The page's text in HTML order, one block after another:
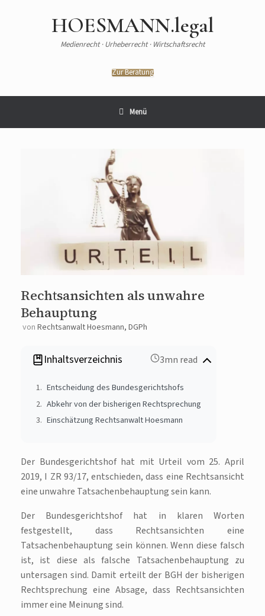
HOESMANN.legal
Medienrecht · Urheberrecht · Wirtschaftsrecht
Zur Beratung
Menü
Rechtsansichten als unwahre
Behauptung
von Rechtsanwalt Hoesmann, DGPh
Inhaltsverzeichnis 3mn read
Entscheidung des Bundesgerichtshofs
Abkehr von der bisherigen Rechtsprechung
Einschätzung Rechtsanwalt Hoesmann
Der Bundesgerichtshof hat mit Urteil vom 25. April
2019, I ZR 93/17, entschieden, dass eine Rechtsansicht
eine unwahre Tatsachenbehauptung sein kann.
Der Bundesgerichtshof hat in klaren Worten
festgestellt, dass Rechtsansichten eine
Tatsachenbehauptung sein können. Wenn diese falsch
ist, ist diese als falsche Tatsachenbehauptung zu
untersagen sind. Damit erteilt der BGH der bisherigen
Rechtsprechung eine Absage, dass Rechtsansichten
immer eine Meinung sind.